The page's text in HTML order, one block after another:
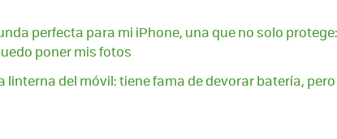
perfecta para mi iPhone, una que no solo
poner mis fotos
linterna del móvil: tiene fama de devorar batería,